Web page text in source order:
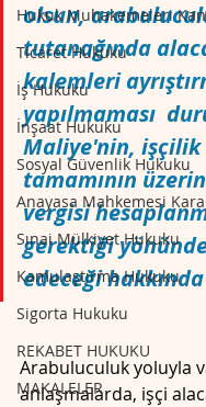
Hukuk Muhakemeleri
Ticaret Hukuku
İş Hukuku
İnşaat Hukuku
Sosyal Güvenlik Hukuku
Anayasa Mahkemesi
Sınai Mülkiyet Hukuku
Kamulaştırma Hukuku
Sigorta Hukuku
REKABET HUKUKU
MAKALELER
olsun,
tutanağında
kalemleri
yapılmaması
Maliye'nin, işçilik
tamamının
vergisi
gerektiği
edeceği hakkında
Arabuluculuk yoluyla
anlaşmalarda, işçi